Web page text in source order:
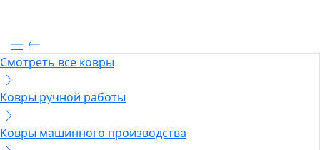
Смотреть все ковры
Ковры ручной работы
Ковры машинного производства